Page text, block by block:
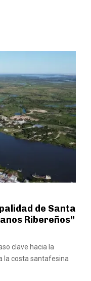
de Santa
Ribereños”
clave hacia la
la costa santafesina